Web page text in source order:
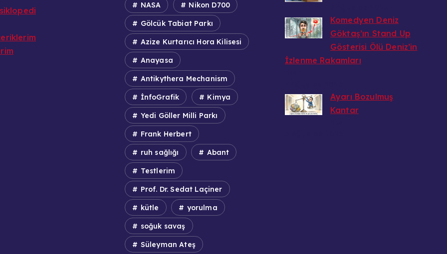
NASA Nikon D700
Gölcük Tabiat Parkı
Azize Kurtarıcı Hora Kilisesi
Anayasa
Antikythera Mechanism
İnfoGrafik Kimya
Yedi Göller Milli Parkı
Frank Herbert
ruh sağlığı Abant
Testlerim
Prof. Dr. Sedat Laçiner
kütle yorulma
soğuk savaş
Süleyman Ateş
Komedyen Deniz
Göktaş’ın Stand Up
Gösterisi Ölü Deniz’in
İzlenme Rakamları
Ayarı Bozulmuş
Kantar